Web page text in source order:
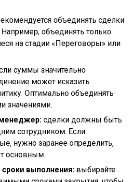
объединять сделки
Например, объединять только
на стадии «Переговоры» или
суммы значительно
может исказить
Оптимально объединять
значениями.
сделки должны быть
сотрудником. Если
нужно заранее определить,
основным.
выполнения: выбирайте